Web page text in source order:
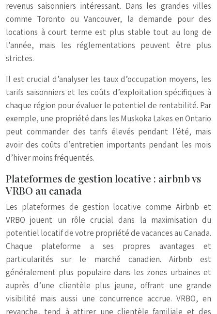
revenus saisonniers intéressant. Dans les grandes villes
comme Toronto ou Vancouver, la demande pour des
locations à court terme est plus stable tout au long de
l’année, mais les réglementations peuvent être plus
strictes.
Il est crucial d’analyser les taux d’occupation moyens, les
tarifs saisonniers et les coûts d’exploitation spécifiques à
chaque région pour évaluer le potentiel de rentabilité. Par
exemple, une propriété dans les Muskoka Lakes en Ontario
peut commander des tarifs élevés pendant l’été, mais
avoir des coûts d’entretien importants pendant les mois
d’hiver moins fréquentés.
Plateformes de gestion locative : airbnb vs
VRBO au canada
Les plateformes de gestion locative comme Airbnb et
VRBO jouent un rôle crucial dans la maximisation du
potentiel locatif de votre propriété de vacances au Canada.
Chaque plateforme a ses propres avantages et
particularités sur le marché canadien. Airbnb est
généralement plus populaire dans les zones urbaines et
auprès d’une clientèle plus jeune, offrant une grande
visibilité mais aussi une concurrence accrue. VRBO, en
revanche, tend à attirer une clientèle familiale et des